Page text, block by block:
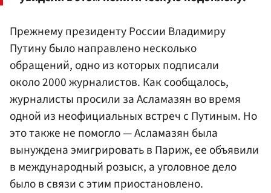
Прежнему президенту России Владимиру
Путину было направлено несколько
обращений, одно из которых подписали
около 2000 журналистов. Как сообщалось,
журналисты просили за Асламазян во время
одной из неофициальных встреч с Путиным. Но
это также не помогло — Асламазян была
вынуждена эмигрировать в Париж, ее объявили
в международный розыск, а уголовное дело
было в связи с этим приостановлено.